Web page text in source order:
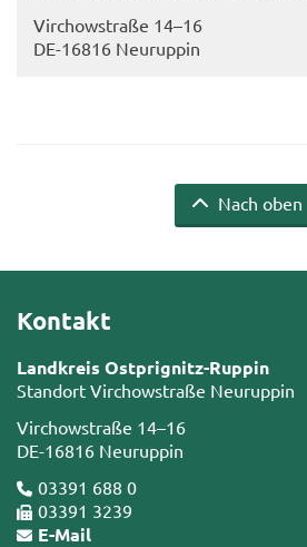
Virch­ow­stra­ße 14–16
DE-​16816 Neu­rup­pin
Nach oben
Kontakt
Landkreis Ostprignitz-Ruppin
Standort Virchowstraße Neuruppin
Virchowstraße 14–16
DE-16816 Neuruppin
03391 688 0
03391 3239
E-Mail